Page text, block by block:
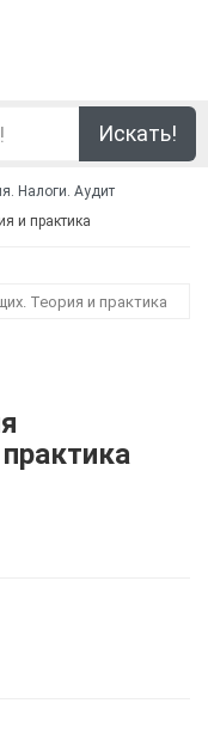
Искать!
Налоги. Аудит
и практика